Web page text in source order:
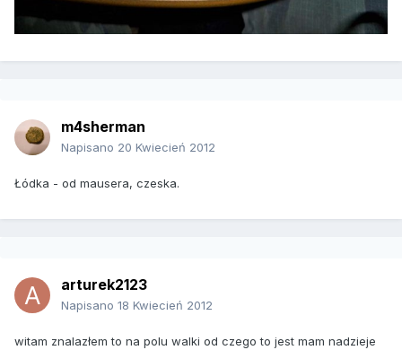
m4sherman
Napisano 20 Kwiecień 2012
Łódka - od mausera, czeska.
arturek2123
Napisano 18 Kwiecień 2012
witam znalazłem to na polu walki od czego to jest mam nadzieje